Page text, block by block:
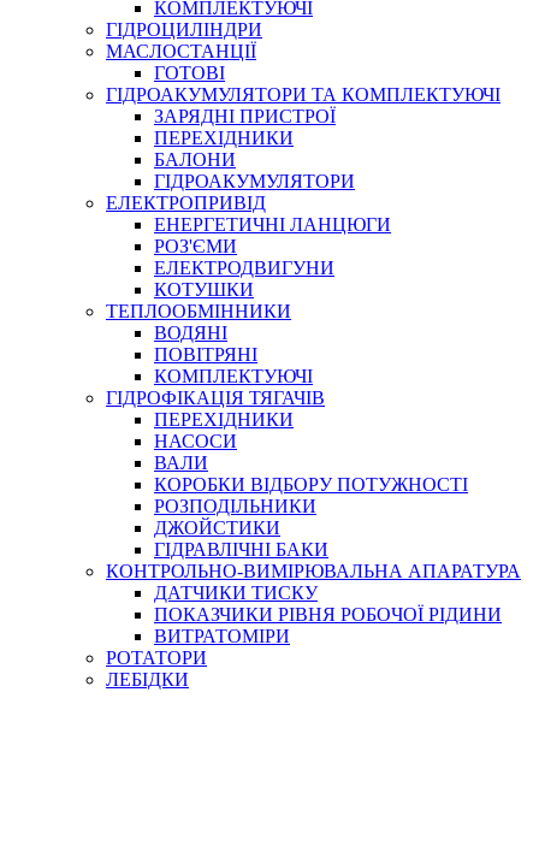
СПЕЦІАЛЬНІ
ГЕРМЕТИКИ
КЛЕЇ, ЦЕМЕНТИ, ЕПОКСИДКИ
РЕМОНТ ГІДРОЦИЛІНДРІВ
БОРЕКС, ЕО
КОМПЛЕКТУЮЧІ
ГІДРОЦИЛІНДРИ
МАСЛОСТАНЦІЇ
ГОТОВІ
ГІДРОАКУМУЛЯТОРИ ТА КОМПЛЕКТУЮЧІ
ЗАРЯДНІ ПРИСТРОЇ
ПЕРЕХІДНИКИ
БАЛОНИ
ГІДРОАКУМУЛЯТОРИ
ЕЛЕКТРОПРИВІД
ЕНЕРГЕТИЧНІ ЛАНЦЮГИ
РОЗ'ЄМИ
ЕЛЕКТРОДВИГУНИ
КОТУШКИ
ТЕПЛООБМІННИКИ
ВОДЯНІ
ПОВІТРЯНІ
КОМПЛЕКТУЮЧІ
ГІДРОФІКАЦІЯ ТЯГАЧІВ
ПЕРЕХІДНИКИ
НАСОСИ
ВАЛИ
КОРОБКИ ВІДБОРУ ПОТУЖНОСТІ
РОЗПОДІЛЬНИКИ
ДЖОЙСТИКИ
ГІДРАВЛІЧНІ БАКИ
КОНТРОЛЬНО-ВИМІРЮВАЛЬНА АПАРАТУРА
ДАТЧИКИ ТИСКУ
ПОКАЗЧИКИ РІВНЯ РОБОЧОЇ РІДИНИ
ВИТРАТОМІРИ
РОТАТОРИ
ЛЕБІДКИ